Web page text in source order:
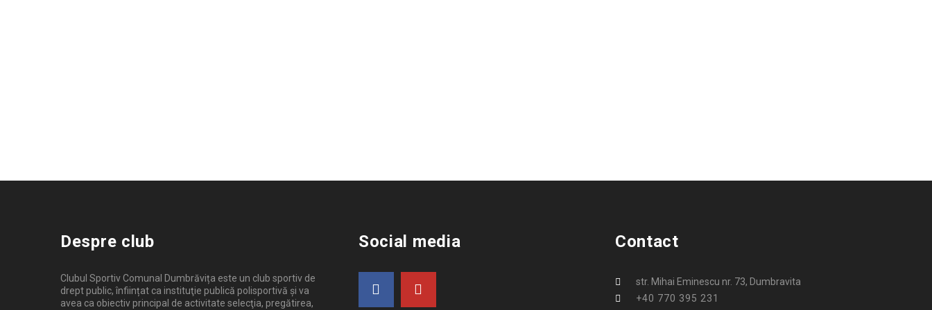
Despre club
Clubul Sportiv Comunal Dumbrăvița este un club sportiv de
drept public, înființat ca instituţie publică polisportivă și va
avea ca obiectiv principal de activitate selecţia, pregătirea,
Social media Contact
str. Mihai Eminescu nr. 73, Dumbravita
+40 770 395 231